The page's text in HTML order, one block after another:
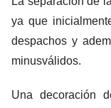
ya que
despachos y
minusválidos.
Una decoración